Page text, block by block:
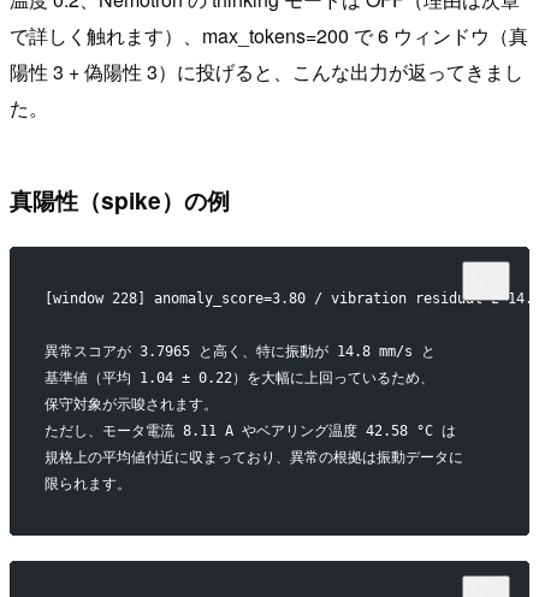
で詳しく触れます）、max_tokens=200 で 6 ウィンドウ（真
陽性 3 + 偽陽性 3）に投げると、こんな出力が返ってきまし
た。
真陽性（spike）の例
[window 228] anomaly_score=3.80 / vibration residual
異常スコアが 3.7965 と高く、特に振動が 14.8 mm/s と
基準値（平均 1.04 ± 0.22）を大幅に上回っているため、
保守対象が示唆されます。
ただし、モータ電流 8.11 A やベアリング温度 42.58 °C は
規格上の平均値付近に収まっており、異常の根拠は振動データに
限られます。